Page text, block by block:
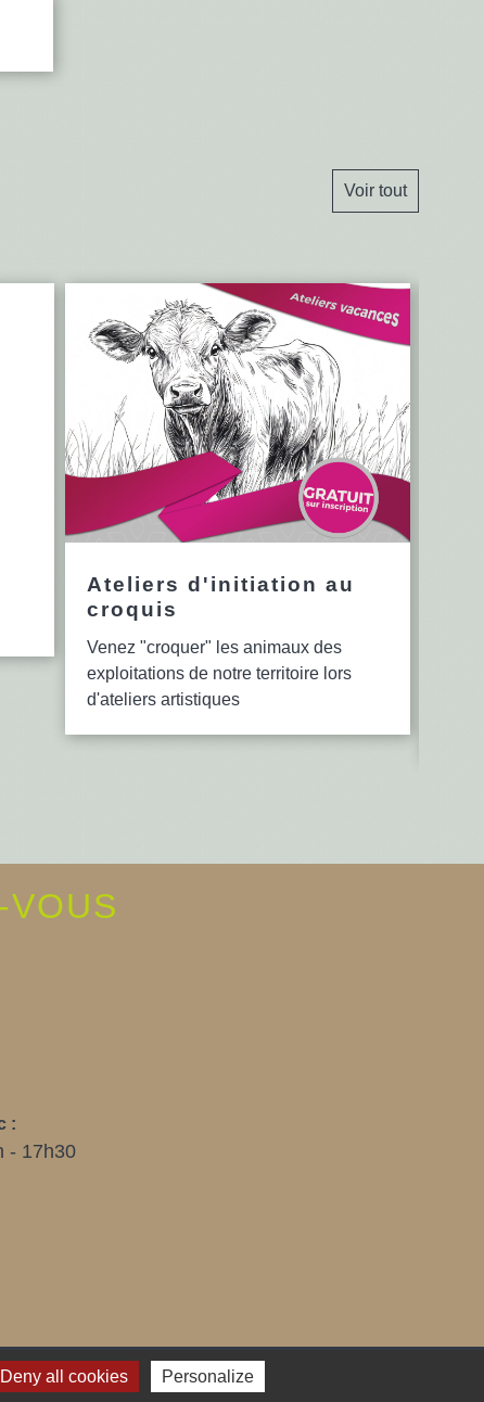
Voir tout
Ateliers d'initiation au
croquis
Venez "croquer" les animaux des
exploitations de notre territoire lors
d'ateliers artistiques
:
- 17h30
Deny all cookies Personalize